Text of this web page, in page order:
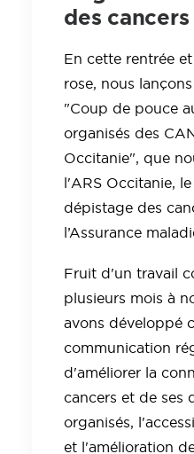
des cancers
En cette rentrée
rose, nous
"Coup de pouce
organisés des
Occitanie", que
l'ARS Occitanie,
dépistage des
l’Assurance
Fruit d'un travail
plusieurs mois à
avons développé
communication
d'améliorer la
cancers et de ses
organisés,
et l'amélioration